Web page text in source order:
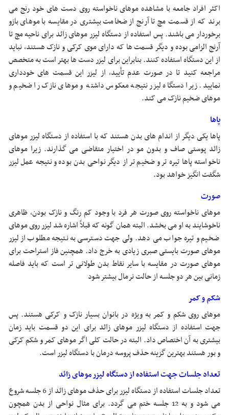
اکثر افراد جامعه با مشاهده موهای ناخواسته روی دست های خود رنج می
برند که از قسمت مچ تا آرنج از ضخامت بیشتری در مقایسه با موهای بازو
برخوردار می باشند. پس استفاده از دستگاه لیزر موهای زائد برای ناحیه مچ تا
آرنج الزامی بوده و دیگر قسمت ها که دارای موی کرکی و نازک هستند، نباید
از این دستگاه استفاده کنند. بنابراین برای لیزر دست ها بهتر است به متخصص
مراجعه کنید تا در صورت عدم تأیید، از لیزر این قسمت های خودداری
نمایید. زیرا دستگاه لیزر نتیجه معکوس داشته و موهای نازک را ضخیم و
موهای ضخیم نازک می کند.
پاها
پاها یکی دیگر از اندام های بدن هستند که با استفاده از دستگاه لیزر موهای
زائد پوستی صاف و بدون مو در اختیار متقاضی می گذارند. زیرا موهای
ناخواسته پاها تیره تر و ضخیم تر از دیگر نواحی بدن بوده و نتیجه عمل لیزر
شگفت انگیز خواهد بود.
صورت
موهای ناخواسته روی صورت هر فرد با وجود کم رنگ و نازک بودن، ظاهری
ناخوشایند به او می بخشد. البته همان گونه که قبلاً اشاره شد لیزر روی موهای
ضخیم و تیره جواب می دهد. ولی جهت دسترسی به نتیجه مطلوب از لیزر
موهای صورت بایستی صبری زیادی به خرج داد. همچنین فاز استراحت برای
موهای صورت در مقایسه با سایر نقاط بدن طولانی تر است که باید فاصله
زمانی بین هر دو جلسه از حالت نرمال بیشتر شود
شکم و کمر
موهای روی شکم و کمر به ویژه در بانوان بسیار نازک و کرکی هستند. پس
جهت استفاده از دستگاه لیزر موهای زائد برای این دو قسمت باید زمان
بیشتری به آن اختصاص داد. البته در حالت کلی اگر موهای کمر و شکم کرکی
و بور هستند بهترین گزینه حذف پروسه درمان با دستگاه لیزر است.
تعداد جلسات جهت استفاده از دستگاه لیزر موهای زائد
تعداد جلسات استفاده از دستگاه لیزر برای حذف موهای زائد از 6 جلسه شروع
می شود و به 12 جلسه ختم می گردد. برای مثال نواحی از بدن همچون